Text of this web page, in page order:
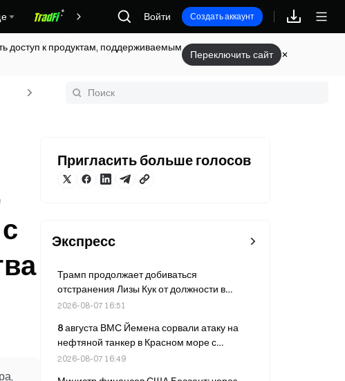
Награды
Войти Создать аккаунт
доступ к продуктам, поддерживаемым
Переключить сайт
Глоссарий
Пригласить больше голосов
Экспресс
Трамп продолжает добиваться
отстранения Лизы Кук от должности в
Федеральной резервной системе после
2026-08-07 16:51
8 августа ВМС Йемена сорвали атаку на
нефтяной танкер в Красном море с
помощью судна, начинённого взрывчаткой.
2026-08-07 16:49